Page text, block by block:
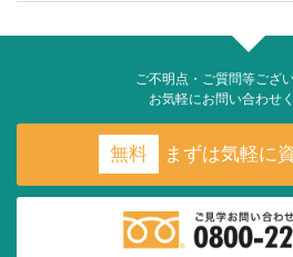
ご不明点・ご質問等ござ
お気軽にお問い合わせ
無料 まずは気軽に